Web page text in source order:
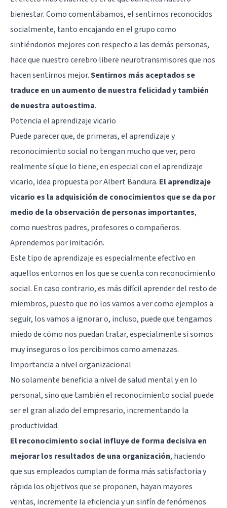
bienestar. Como comentábamos, el sentirnos reconocidos
socialmente, tanto encajando en el grupo como
sintiéndonos mejores con respecto a las demás personas,
hace que nuestro cerebro libere neurotransmisores que nos
hacen sentirnos mejor.Sentirnos más aceptados se
traduce en un aumento de nuestra felicidad y también
de nuestra autoestima.
Potencia el aprendizaje vicario
Puede parecer que, de primeras, el aprendizaje y
reconocimiento social no tengan mucho que ver, pero
realmente sí que lo tiene, en especial con el aprendizaje
vicario, idea propuesta por Albert Bandura. El aprendizaje
vicario es la adquisición de conocimientos que se da por
medio de la observación de personas importantes,
como nuestros padres, profesores o compañeros.
Aprendemos por imitación.
Este tipo de aprendizaje es especialmente efectivo en
aquellos entornos en los que se cuenta con reconocimiento
social. En caso contrario, es más difícil aprender del resto de
miembros, puesto que no los vamos a ver como ejemplos a
seguir, los vamos a ignorar o, incluso, puede que tengamos
miedo de cómo nos puedan tratar, especialmente si somos
muy inseguros o los percibimos como amenazas.
Importancia a nivel organizacional
No solamente beneficia a nivel de salud mental y en lo
personal, sino que también el reconocimiento social puede
ser el gran aliado del empresario, incrementando la
productividad.
El reconocimiento social influye de forma decisiva en
mejorar los resultados de una organización, haciendo
que sus empleados cumplan de forma más satisfactoria y
rápida los objetivos que se proponen, hayan mayores
ventas, incremente la eficiencia y un sinfín de fenómenos